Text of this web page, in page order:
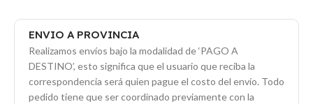
ENVIO A PROVINCIA
Realizamos envíos bajo la modalidad de ‘PAGO A
DESTINO’, esto significa que el usuario que reciba la
correspondencia será quien pague el costo del envío. Todo
pedido tiene que ser coordinado previamente con la